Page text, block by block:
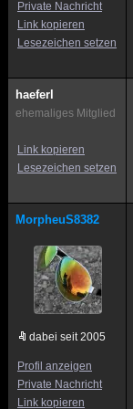
Private Nachricht
Link kopieren
Lesezeichen setzen
haeferl
ehemaliges Mitglied
Link kopieren
Lesezeichen setzen
MorpheuS8382
dabei seit 2005
Profil anzeigen
Private Nachricht
Link kopieren